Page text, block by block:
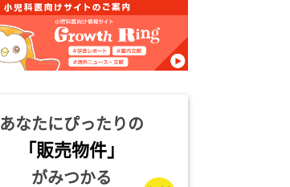
あなたにぴったりの
「販売物件」
がみつかる